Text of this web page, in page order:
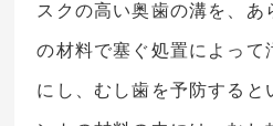
スクの高い奥歯の溝を、あ
の材料で塞ぐ処置によって
にし、むし歯を予防すると